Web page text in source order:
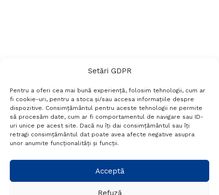
Setări GDPR
Pentru a oferi cea mai bună experiență, folosim tehnologii, cum ar
fi cookie-uri, pentru a stoca și/sau accesa informațiile despre
dispozitive. Consimțământul pentru aceste tehnologii ne permite
să procesăm date, cum ar fi comportamentul de navigare sau ID-
uri unice pe acest site. Dacă nu îți dai consimțământul sau îți
retragi consimțământul dat poate avea afecte negative asupra
unor anumite funcționalități și funcții.
Acceptă
Refuză
Termeni si conditii
Politică de confidențialitate
Politica cookies
Setări GDPR
+40 788 760 194